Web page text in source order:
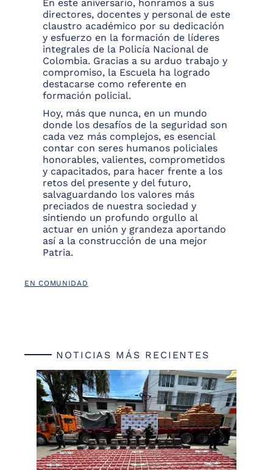
En este aniversario, honramos a sus
directores, docentes y personal de este
claustro académico por su dedicación
y esfuerzo en la formación de líderes
integrales de la Policía Nacional de
Colombia. Gracias a su arduo trabajo y
compromiso, la Escuela ha logrado
destacarse como referente en
formación policial.
Hoy, más que nunca, en un mundo
donde los desafíos de la seguridad son
cada vez más complejos, es esencial
contar con seres humanos policiales
honorables, valientes, comprometidos
y capacitados, para hacer frente a los
retos del presente y del futuro,
salvaguardando los valores más
preciados de nuestra sociedad y
sintiendo un profundo orgullo al
actuar en unión y grandeza aportando
así a la construcción de una mejor
Patria.
EN COMUNIDAD
NOTICIAS MÁS RECIENTES